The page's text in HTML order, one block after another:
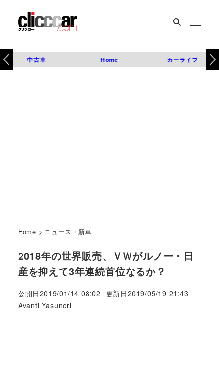
中古車 Home カーライフ
Home > ニュース・新車
2018年の世界販売、ＶＷがルノー・日
産を抑えて3年連続首位なるか？
公開日2019/01/14 08:02 更新日2019/05/19 21:43
著
Avanti Yasunori